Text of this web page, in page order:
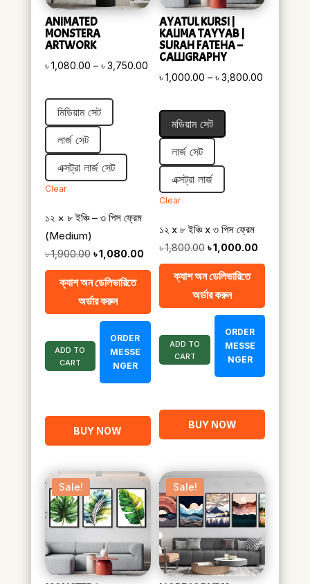
ANIMATED
MONSTERA
ARTWORK
৳ 1,080.00 – ৳ 3,750.00Price
range:
through
৳ 3,750.00
মিডিয়াম সেট
লার্জ সেট
এক্সট্রা লার্জ সেট
Clear
১২ × ৮ ইঞ্চি – ৩ পিস ফ্রেম
(Medium)
৳1,900.00 Original
price
was:
৳ 1,900.00.
৳1,080.00Current
price
৳ 1,080.00.
ক্যাশ অন ডেলিভারিতে
অর্ডার করুন
ADD TO
CART
ORDER
MESSE
NGER
BUY NOW
AYATUL KURSI |
KALIMA TAYYAB |
SURAH FATEHA –
CALLIGRAPHY
৳1,000.00 – ৳3,800.00
মডিয়াম সেট
লার্জ সেট
এক্সট্রা লার্জ
Clear
১২ x ৮ ইঞ্চি x ৩ পিস ফ্রেম
৳1,800.00 Original
price
was:
৳ 1,800.00.
৳1,000.00
price
ক্যাশ অন ডেলিভারিতে
অর্ডার করুন
ADD TO
CART
ORDER
MESSE
NGER
BUY NOW
Sale! Sale!